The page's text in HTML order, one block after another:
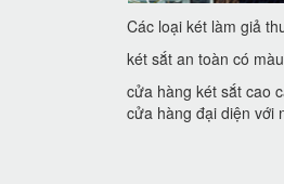
Các loại két làm giả
két sắt an toàn có
cửa hàng két sắt cao
cửa hàng đại diện với